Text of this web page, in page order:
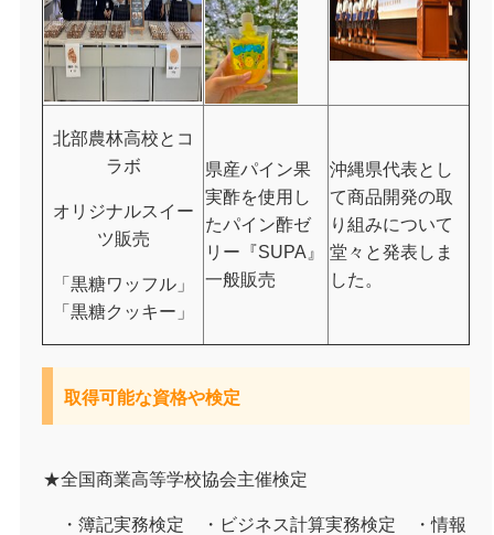
北部農林高校とコ
ラボ
オリジナルスイー
ツ販売
「黒糖ワッフル」
「黒糖クッキー」
県産パイン果
実酢を使用し
たパイン酢ゼ
リー『SUPA』
一般販売
沖縄県代表とし
て商品開発の取
り組みについて
堂々と発表しま
した。
取得可能な資格や検定
★全国商業高等学校協会主催検定
・簿記実務検定 ・ビジネス計算実務検定 ・情報